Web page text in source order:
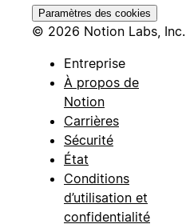
Paramètres des cookies
© 2026 Notion Labs, Inc.
Entreprise
À propos de
Notion
Carrières
Sécurité
État
Conditions
d’utilisation et
confidentialité